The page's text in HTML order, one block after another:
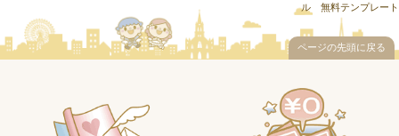
ル 無料テンプレート
ページの先頭に戻る